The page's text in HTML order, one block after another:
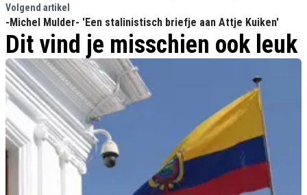
Volgend artikel
-Michel Mulder- 'Een stalinistisch briefje aan Attje Kuiken'
Dit vind je misschien ook leuk